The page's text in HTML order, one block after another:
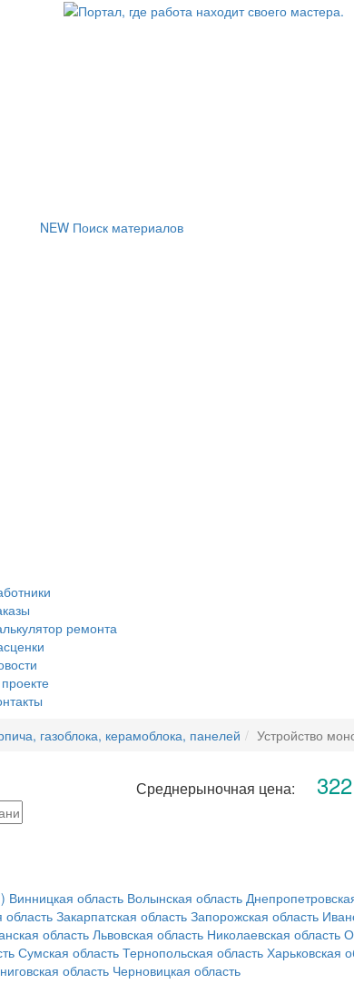
NEW Поиск материалов
ремонта
газоблока, керамоблока, панелей Устройство
Среднерыночная цена:
Винницкая область Волынская область
Закарпатская область Запорожская область
область Львовская область Николаевская область
Сумская область Тернопольская область Харьковская
область Черновицкая область